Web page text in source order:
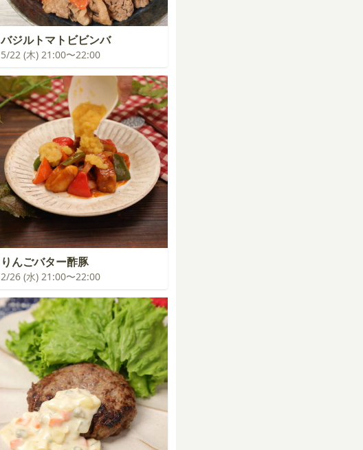
バジルトマトビビンバ
5/22 (木) 21:00〜22:00
りんごバター酢豚
2/26 (水) 21:00〜22:00